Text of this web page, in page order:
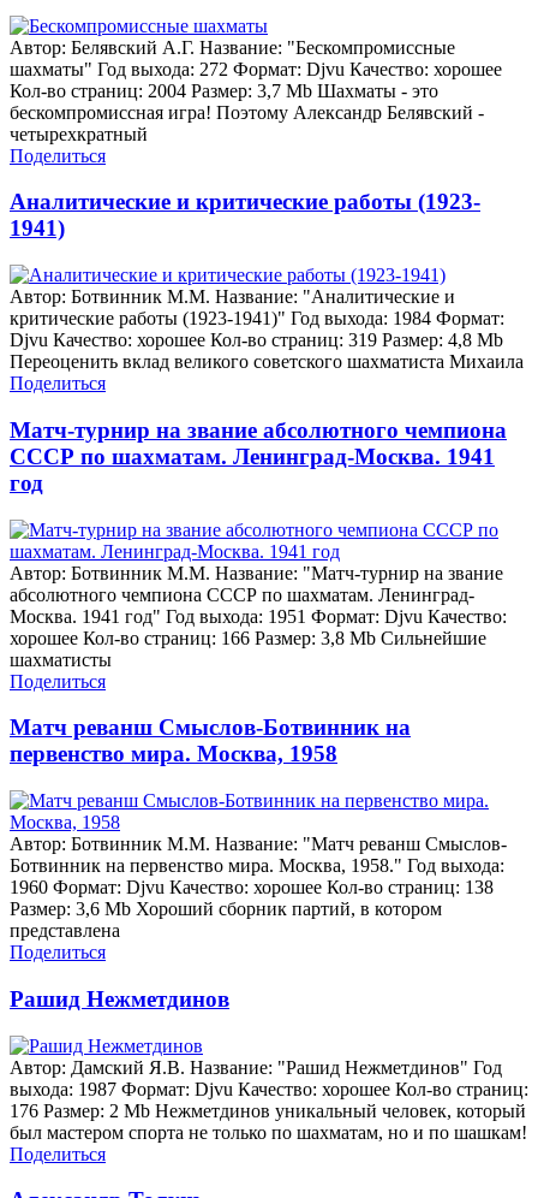
Автор: Белявский А.Г. Название: "Бескомпромиссные
шахматы" Год выхода: 272 Формат: Djvu Качество: хорошее
Кол-во страниц: 2004 Размер: 3,7 Mb Шахматы - это
бескомпромиссная игра! Поэтому Александр Белявский -
четырехкратный
Поделиться
Аналитические и критические работы (1923-
1941)
Автор: Ботвинник М.М. Название: "Аналитические и
критические работы (1923-1941)" Год выхода: 1984 Формат:
Djvu Качество: хорошее Кол-во страниц: 319 Размер: 4,8 Mb
Переоценить вклад великого советского шахматиста Михаила
Поделиться
Матч-турнир на звание абсолютного чемпиона
СССР по шахматам. Ленинград-Москва. 1941
год
Автор: Ботвинник М.М. Название: "Матч-турнир на звание
абсолютного чемпиона СССР по шахматам. Ленинград-
Москва. 1941 год" Год выхода: 1951 Формат: Djvu Качество:
хорошее Кол-во страниц: 166 Размер: 3,8 Mb Сильнейшие
шахматисты
Поделиться
Матч реванш Смыслов-Ботвинник на
первенство мира. Москва, 1958
Автор: Ботвинник М.М. Название: "Матч реванш Смыслов-
Ботвинник на первенство мира. Москва, 1958." Год выхода:
1960 Формат: Djvu Качество: хорошее Кол-во страниц: 138
Размер: 3,6 Mb Хороший сборник партий, в котором
представлена
Поделиться
Рашид Нежметдинов
Автор: Дамский Я.В. Название: "Рашид Нежметдинов" Год
выхода: 1987 Формат: Djvu Качество: хорошее Кол-во страниц:
176 Размер: 2 Mb Нежметдинов уникальный человек, который
был мастером спорта не только по шахматам, но и по шашкам!
Поделиться